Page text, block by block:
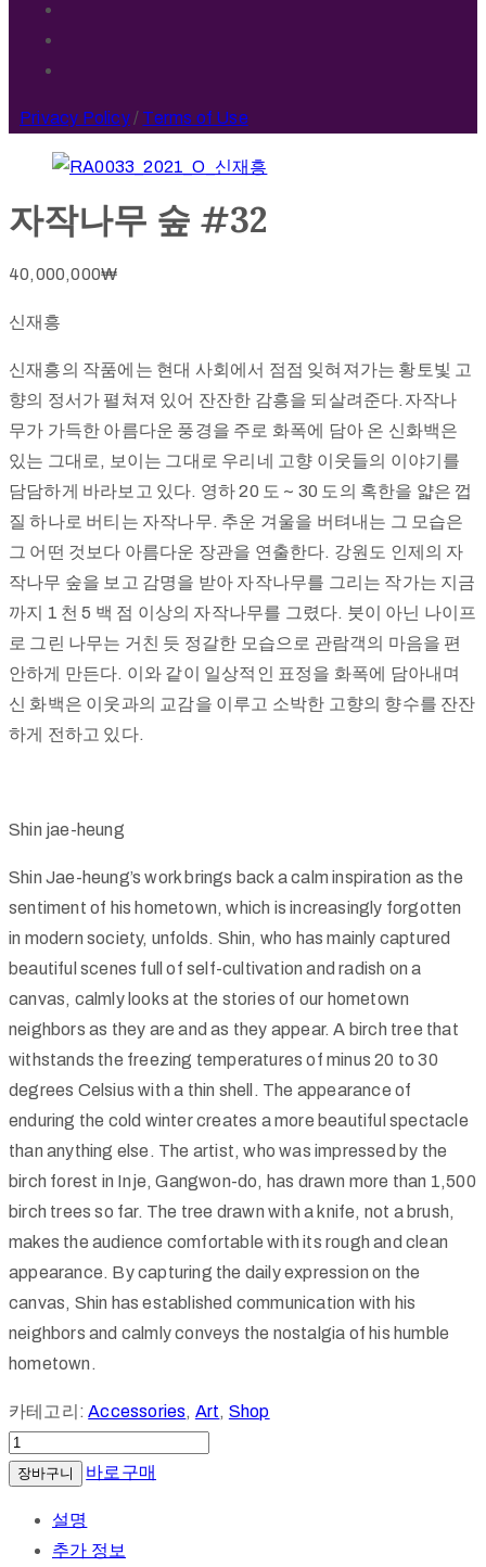
Privacy Policy/ Terms of Use
자작나무 숲 #32
40,000,000₩
신재흥
신재흥의 작품에는 현대 사회에서 점점 잊혀져가는 황토빛 고
향의 정서가 펼쳐져 있어 잔잔한 감흥을 되살려준다.자작나
무가 가득한 아름다운 풍경을 주로 화폭에 담아 온 신화백은
있는 그대로, 보이는 그대로 우리네 고향 이웃들의 이야기를
담담하게 바라보고 있다. 영하 20 도 ~ 30 도의 혹한을 얇은 껍
질 하나로 버티는 자작나무. 추운 겨울을 버텨내는 그 모습은
그 어떤 것보다 아름다운 장관을 연출한다. 강원도 인제의 자
작나무 숲을 보고 감명을 받아 자작나무를 그리는 작가는 지금
까지 1 천 5 백 점 이상의 자작나무를 그렸다. 붓이 아닌 나이프
로 그린 나무는 거친 듯 정갈한 모습으로 관람객의 마음을 편
안하게 만든다. 이와 같이 일상적인 표정을 화폭에 담아내며
신 화백은 이웃과의 교감을 이루고 소박한 고향의 향수를 잔잔
하게 전하고 있다.
Shin jae-heung
Shin Jae-heung’s work brings back a calm inspiration as the
sentiment of his hometown, which is increasingly forgotten
in modern society, unfolds. Shin, who has mainly captured
beautiful scenes full of self-cultivation and radish on a
canvas, calmly looks at the stories of our hometown
neighbors as they are and as they appear. A birch tree that
withstands the freezing temperatures of minus 20 to 30
degrees Celsius with a thin shell. The appearance of
enduring the cold winter creates a more beautiful spectacle
than anything else. The artist, who was impressed by the
birch forest in Inje, Gangwon-do, has drawn more than 1,500
birch trees so far. The tree drawn with a knife, not a brush,
makes the audience comfortable with its rough and clean
appearance. By capturing the daily expression on the
canvas, Shin has established communication with his
neighbors and calmly conveys the nostalgia of his humble
hometown.
카테고리:Accessories, Art, Shop
자
작
장바구니 바로구매
설명
추가 정보